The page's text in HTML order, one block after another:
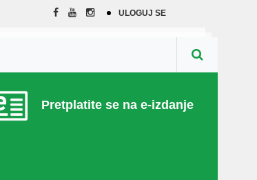
ULOGUJ SE
Pretplatite se na e-izdanje